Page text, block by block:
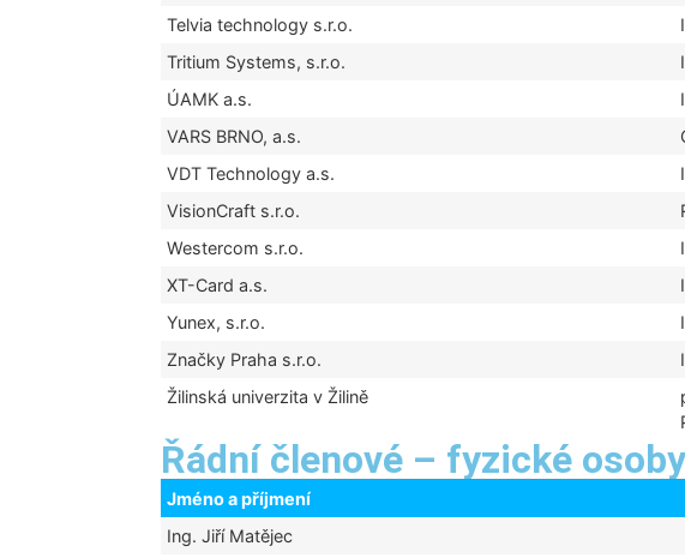
Telvia technology s.r.o.
Tritium Systems, s.r.o.
ÚAMK a.s.
VARS BRNO, a.s.
VDT Technology a.s.
VisionCraft s.r.o.
Westercom s.r.o.
XT-Card a.s.
Yunex, s.r.o.
Značky Praha s.r.o.
Žilinská univerzita v Žilině
Řádní členové – fyzické osoby
Jméno a příjmení
Ing. Jiří Matějec